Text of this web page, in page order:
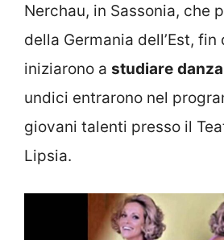
Nerchau, in Sassonia, che
della Germania dell’Est, fin
iniziarono a studiare danza
undici entrarono nel
giovani talenti presso il
Lipsia.